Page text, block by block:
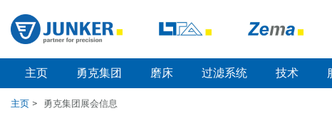
主页 勇克集团 磨床 过滤系统 技术
主页 > 勇克集团展会信息